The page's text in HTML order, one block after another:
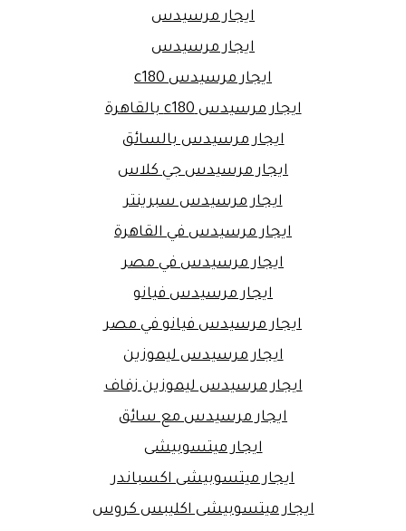
ايجار مرسيدس
ايجار مرسيدس
ايجار مرسيدس c180
ايجار مرسيدس c180 بالقاهرة
ايجار مرسيدس بالسائق
ايجار مرسيدس جي كلاس
ايجار مرسيدس سبرينتر
ايجار مرسيدس في القاهرة
ايجار مرسيدس في مصر
ايجار مرسيدس فيانو
ايجار مرسيدس فيانو في مصر
ايجار مرسيدس ليموزين
ايجار مرسيدس ليموزين زفاف
ايجار مرسيدس مع سائق
ايجار ميتسوبيشى
ايجار ميتسوبيشى اكسباندر
ايجار ميتسوبيشى اكليبس كروس